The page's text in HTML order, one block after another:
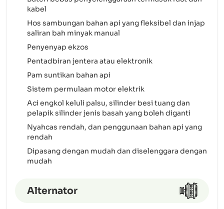
kabel
Hos sambungan bahan api yang fleksibel dan injap
saliran bah minyak manual
Penyenyap ekzos
Pentadbiran jentera atau elektronik
Pam suntikan bahan api
Sistem permulaan motor elektrik
Aci engkol keluli palsu, silinder besi tuang dan
pelapik silinder jenis basah yang boleh diganti
Nyahcas rendah, dan penggunaan bahan api yang
rendah
Dipasang dengan mudah dan diselenggara dengan
mudah
Alternator